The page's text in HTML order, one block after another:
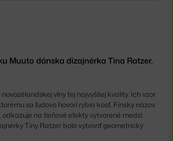
Muuto dánska dizajnérka Tina Ratzer.
vlny tej najvyššej kvality. Ich vzor
sa ľudovo hovorí rybia kosť. Fínsky názov
na tieňové efekty vytvorené medzi
Tiny Ratzer bolo vytvoriť geometrický